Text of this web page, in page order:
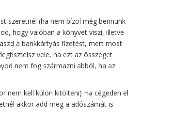
szeretnél (ha nem bízol még bennünk
hogy valóban a könyvet viszi, illetve
a bankkártyás fizetést, mert most
vele, ha ezt az összeget
nem fog származni abból, ha az
nem kell külön kitölteni) Ha cégeden el
akkor add meg a adószámát is